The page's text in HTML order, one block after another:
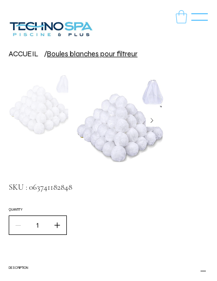
ACCUEIL /Boules blanches pour filtreur
SKU :
SKU
063741182848
063741182848
QUANTITY
DESCRIPTION